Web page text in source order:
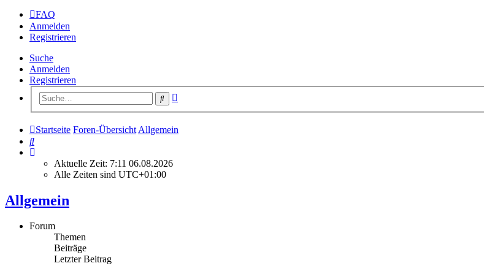
FAQ
Anmelden
Registrieren
Suche
Anmelden
Registrieren
Suche
Startseite Foren-Übersicht Allgemein
Suche
Aktuelle Zeit: 7:11 06.08.2026
Alle Zeiten sind UTC+01:00
Allgemein
Forum
Themen
Beiträge
Letzter Beitrag